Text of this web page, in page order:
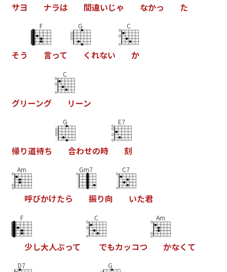
サヨ ナラは 間違いじゃ なかっ た
そう
F
言って
G
く れない
C
か
グリーング
C
リーン
帰り道待ち
G
合わせの時
E7
刻
Am
呼びかけたら
Gm7
振り向
C7
いた君
F
少し大人ぶって
C
でもカッコつ
Am
かなく て
D7 G